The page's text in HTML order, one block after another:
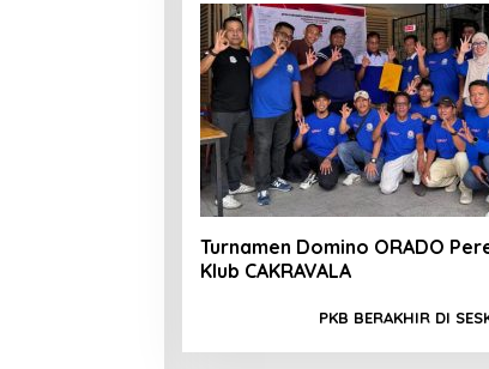
Turnamen Domino ORADO
Klub CAKRAVALA
PKB BERAKHIR DI